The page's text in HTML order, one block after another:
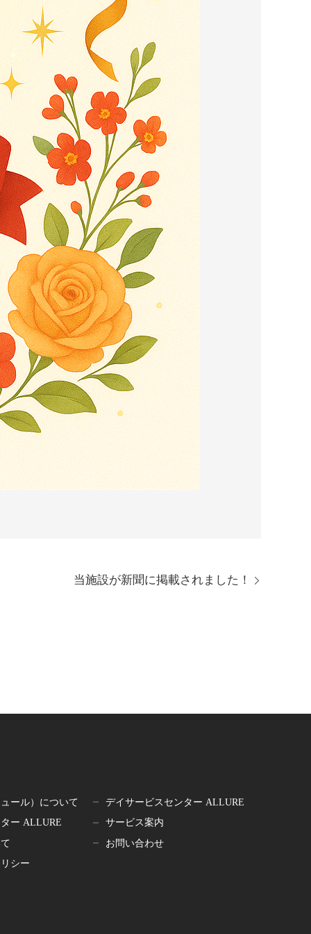
当施設が新聞に掲載されました！
ール）について
デイサービスセンター ALLURE
ー ALLURE
サービス案内
お問い合わせ
シー